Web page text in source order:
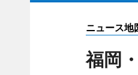
ニュース地
福岡